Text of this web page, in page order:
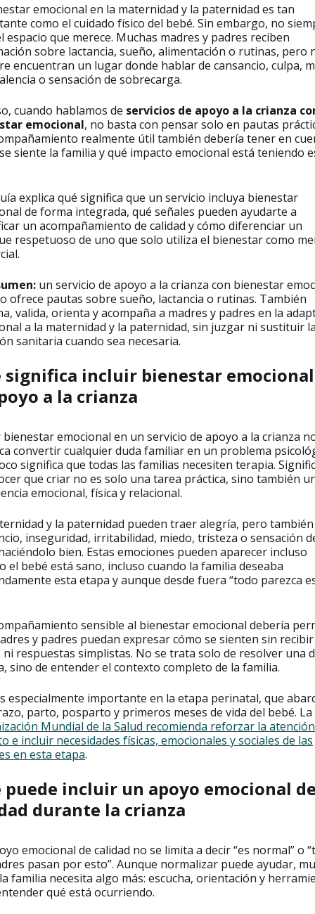
emocional en la maternidad y la paternidad es tan
como el cuidado físico del bebé. Sin embargo, no
espacio que merece. Muchas madres y padres reciben
sobre lactancia, sueño, alimentación o rutinas, pero
encuentran un lugar donde hablar de cansancio, culpa,
o sensación de sobrecarga.
cuando hablamos de servicios de apoyo a la crianza
emocional, no basta con pensar solo en pautas
realmente útil también debería tener en
siente la familia y qué impacto emocional está teniendo
explica qué significa que un servicio incluya bienestar
de forma integrada, qué señales pueden ayudarte a
un acompañamiento de calidad y cómo diferenciar un
respetuoso de uno que solo utiliza el bienestar como
un servicio de apoyo a la crianza con bienestar
ofrece pautas sobre sueño, lactancia o rutinas. También
valida, orienta y acompaña a madres y padres en la
a la maternidad y la paternidad, sin juzgar ni sustituir
sanitaria cuando sea necesaria.
significa incluir bienestar
a la crianza
emocional en un servicio de apoyo a la crianza
convertir cualquier duda familiar en un problema
significa que todas las familias necesiten terapia.
que criar no es solo una tarea práctica, sino también
emocional, física y relacional.
y la paternidad pueden traer alegría, pero también
inseguridad, irritabilidad, miedo, tristeza o sensación
bien. Estas emociones pueden aparecer incluso
el bebé está sano, incluso cuando la familia deseaba
esta etapa y aunque desde fuera “todo parezca
sensible al bienestar emocional debería
y padres puedan expresar cómo se sienten sin recibir
ni respuestas simplistas. No se trata solo de resolver una
sino de entender el contexto completo de la familia.
especialmente importante en la etapa perinatal, que
parto, posparto y primeros meses de vida del bebé. La
Mundial de la Salud recomienda reforzar la
e incluir necesidades físicas, emocionales y sociales de las
en esta etapa.
puede incluir un apoyo emocional
durante la crianza
emocional de calidad no se limita a decir “es normal” o
pasan por esto”. Aunque normalizar puede ayudar,
familia necesita algo más: escucha, orientación y
qué está ocurriendo.